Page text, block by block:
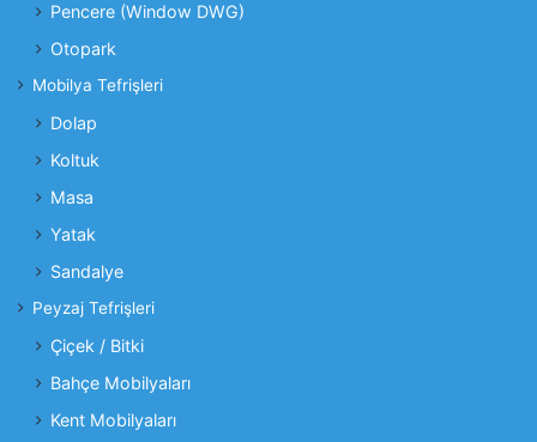
Pencere (Window DWG)
Otopark
Mobilya Tefrişleri
Dolap
Koltuk
Masa
Yatak
Sandalye
Peyzaj Tefrişleri
Çiçek / Bitki
Bahçe Mobilyaları
Kent Mobilyaları